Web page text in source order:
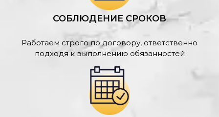
СОБЛЮДЕНИЕ СРОКОВ
Работаем строго по договору, ответственно
подходя к выполнению обязанностей